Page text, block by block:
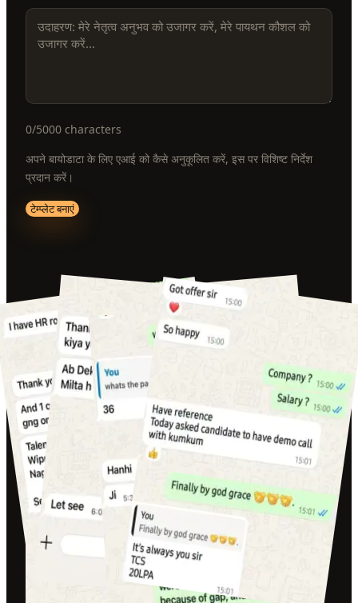
0/5000 characters
अपने बायोडाटा के लिए एआई को कैसे अनुकूलित करें, इस पर विशिष्ट निर्देश
प्रदान करें।
टेम्प्लेट बनाएं
Customer wins
साक्षात्कार में हमारे ग्राहकों के परिणाम
उन उपयोगकर्ताओं के वास्तविक शॉट्स जिन्हें एआई रेज़्यूमे बिल्डर का
उपयोग करने के बाद अधिक साक्षात्कार कनेक्शन मिले।